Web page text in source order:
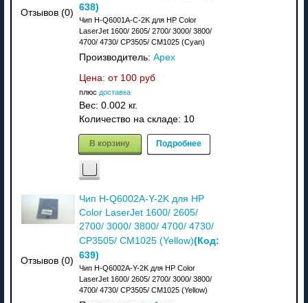
Отзывов (0)
638)
Чип H-Q6001A-C-2K для HP Color
LaserJet 1600/ 2605/ 2700/ 3000/ 3800/
4700/ 4730/ CP3505/ CM1025 (Cyan)
Производитель: Apex
Цена: от 100 руб
плюс доставка
Вес: 0.002 кг.
Количество на складе: 10
В корзину Подробнее
Отзывов (0)
Чип H-Q6002A-Y-2K для HP
Color LaserJet 1600/ 2605/
2700/ 3000/ 3800/ 4700/ 4730/
CP3505/ CM1025 (Yellow)(Код:
639)
Чип H-Q6002A-Y-2K для HP Color
LaserJet 1600/ 2605/ 2700/ 3000/ 3800/
4700/ 4730/ CP3505/ CM1025 (Yellow)